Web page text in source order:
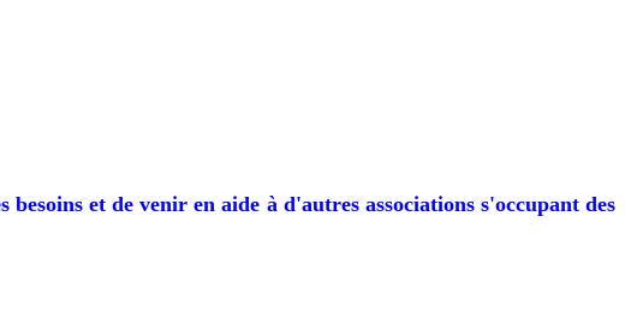
et de venir en aide à d'autres associations s'occupant des